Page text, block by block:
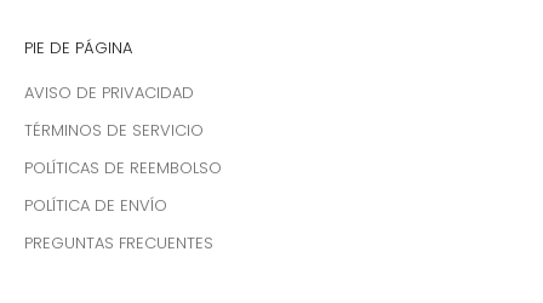
PIE DE PÁGINA
AVISO DE PRIVACIDAD
TÉRMINOS DE SERVICIO
POLÍTICAS DE REEMBOLSO
POLÍTICA DE ENVÍO
PREGUNTAS FRECUENTES